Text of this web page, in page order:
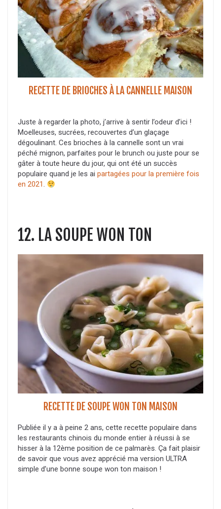
RECETTE DE BRIOCHES À LA CANNELLE MAISON
Juste à regarder la photo, j’arrive à sentir l’odeur d’ici !
Moelleuses, sucrées, recouvertes d’un glaçage
dégoulinant. Ces brioches à la cannelle sont un vrai
péché mignon, parfaites pour le brunch ou juste pour se
gâter à toute heure du jour, qui ont été un succès
populaire quand je les ai partagées pour la première fois
en 2021.
12. LA SOUPE WON TON
RECETTE DE SOUPE WON TON MAISON
Publiée il y a à peine 2 ans, cette recette populaire dans
les restaurants chinois du monde entier à réussi à se
hisser à la 12ème position de ce palmarès. Ça fait plaisir
de savoir que vous avez apprécié ma version ULTRA
simple d’une bonne soupe won ton maison !